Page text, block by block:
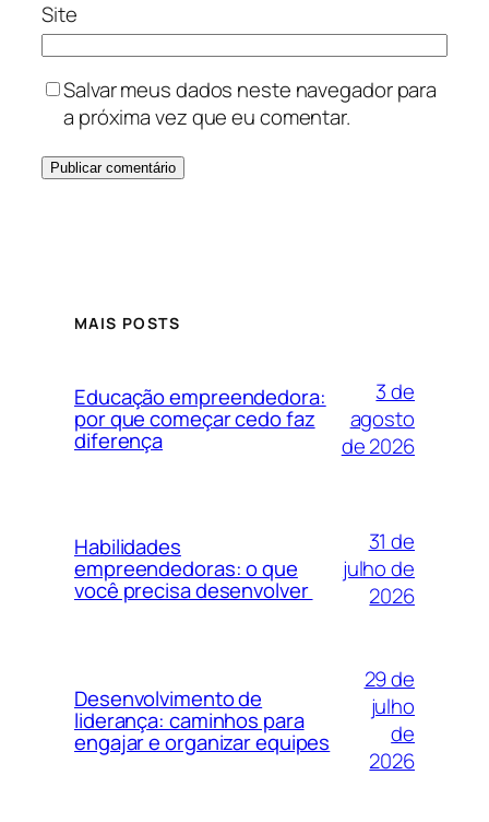
Site
Salvar meus dados neste navegador para
a próxima vez que eu comentar.
MAIS POSTS
Educação empreendedora:
por que começar cedo faz
diferença
3 de
agosto
de 2026
Habilidades
empreendedoras: o que
você precisa desenvolver
31 de
julho de
2026
Desenvolvimento de
liderança: caminhos para
engajar e organizar equipes
29 de
julho
de
2026